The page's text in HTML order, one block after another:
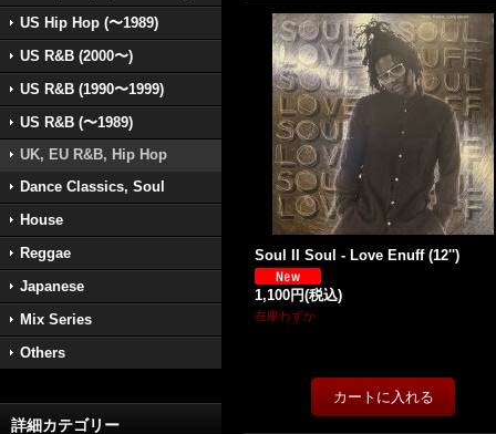
US Hip Hop (〜1989)
US R&B (2000〜)
US R&B (1990〜1999)
US R&B (〜1989)
UK, EU R&B, Hip Hop
Dance Classics, Soul
House
Reggae
Japanese
Mix Series
Others
詳細カテゴリー
Soul II Soul - Love Enuff (12'')
1,100円(税込)
在庫わずか